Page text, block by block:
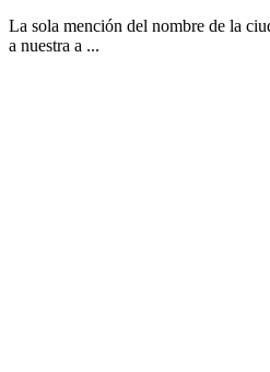
La sola mención del nombre de la
a nuestra a ...